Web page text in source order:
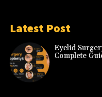
Latest Post
Eyelid
Complete